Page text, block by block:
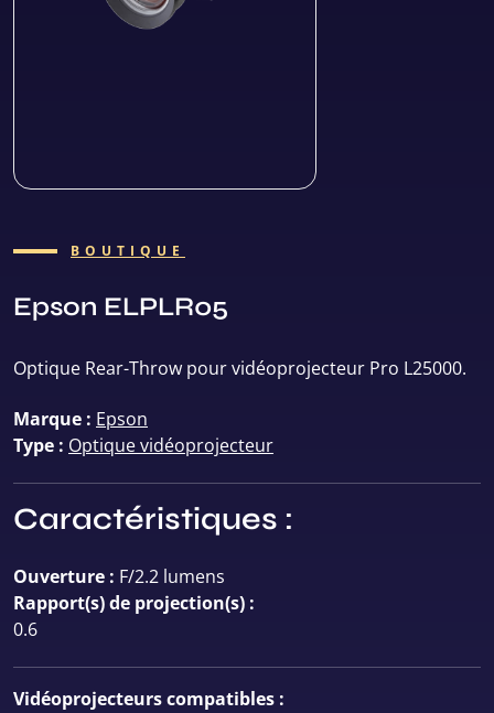
BOUTIQUE
Epson ELPLR05
Optique Rear-Throw pour vidéoprojecteur Pro L25000.
Marque : Epson
Type : Optique vidéoprojecteur
Caractéristiques :
Ouverture : F/2.2 lumens
Rapport(s) de projection(s) :
0.6
Vidéoprojecteurs compatibles :